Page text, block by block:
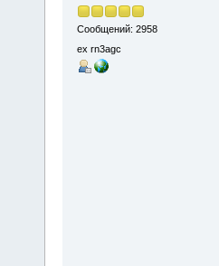
Сообщений: 2958
ex rn3agc